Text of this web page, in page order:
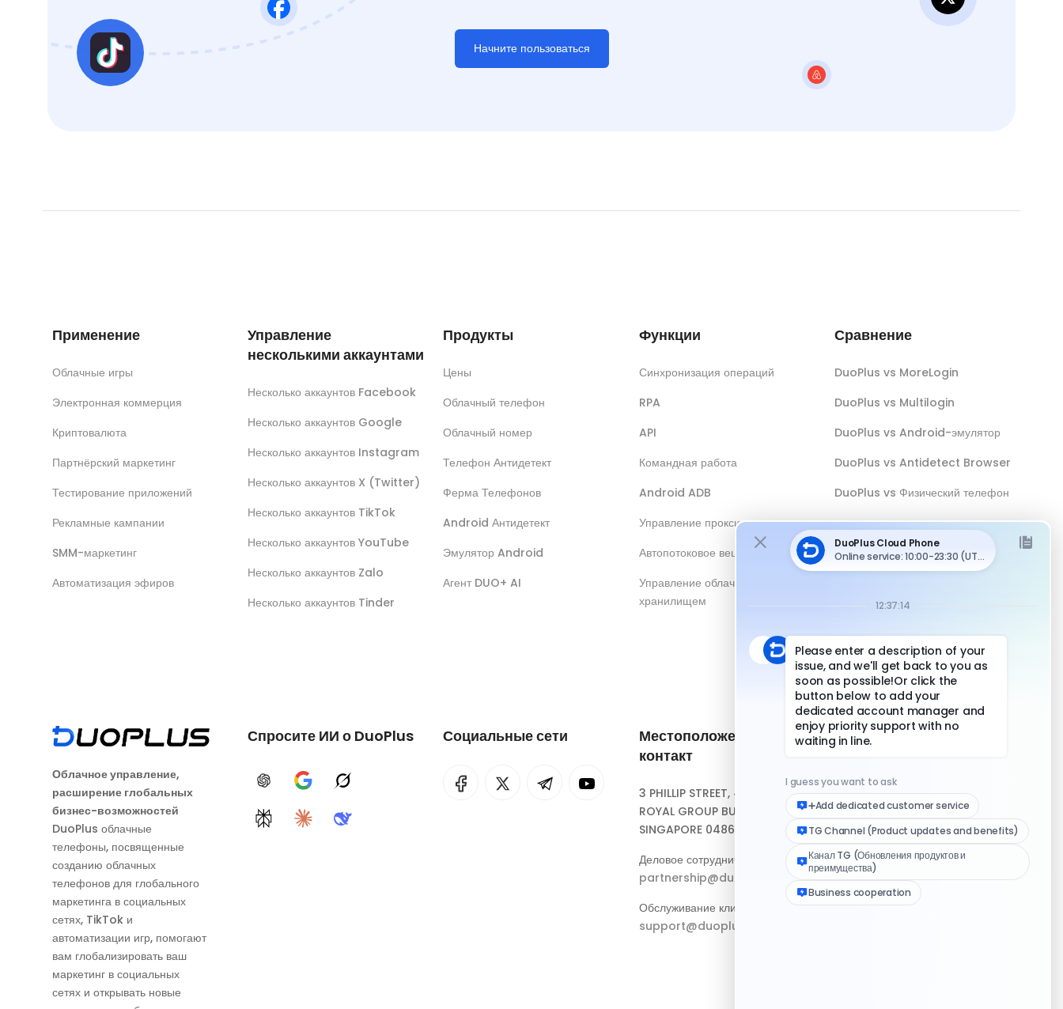
Начните пользоваться
Применение
Облачные игры
Электронная коммерция
Криптовалюта
Партнёрский маркетинг
Тестирование приложений
Рекламные кампании
SMM-маркетинг
Автоматизация эфиров
Управление
несколькими аккаунтами
Несколько аккаунтов Facebook
Несколько аккаунтов Google
Несколько аккаунтов Instagram
Несколько аккаунтов X (Twitter)
Несколько аккаунтов TikTok
Несколько аккаунтов YouTube
Несколько аккаунтов Zalo
Несколько аккаунтов Tinder
Продукты
Цены
Облачный телефон
Облачный номер
Телефон Антидетект
Ферма Телефонов
Android Антидетект
Эмулятор Android
Агент DUO+ AI
Функции
Синхронизация операций
RPA
API
Командная работа
Android ADB
Управление прокси
Автопотоковое вещание
Управление облачным
хранилищем
Сравнение
DuoPlus vs MoreLogin
DuoPlus vs Multilogin
DuoPlus vs Android-эмулятор
DuoPlus vs Antidetect Browser
DuoPlus vs Физический телефон
Облачное управление,
расширение глобальных
бизнес-возможностей
DuoPlus облачные
телефоны, посвященные
созданию облачных
телефонов для глобального
маркетинга в социальных
сетях, TikTok и
автоматизации игр, помогают
вам глобализировать ваш
маркетинг в социальных
сетях и открывать новые
Спросите ИИ о DuoPlus
ChatGPTGoogle AIGrok
PerplexityClaudeDeepSeek
Социальные сети
Местоположение и
контакт
3 PHILLIP STREET, #10-04,
ROYAL GROUP BUILDING,
SINGAPORE 048693
Деловое сотрудничество:
partnership@duoplus.net
Обслуживание клиентов:
support@duoplus.net
Быстрые ссылки
Скачать клиент
Медиа-набор логотипа
Журнал изменений